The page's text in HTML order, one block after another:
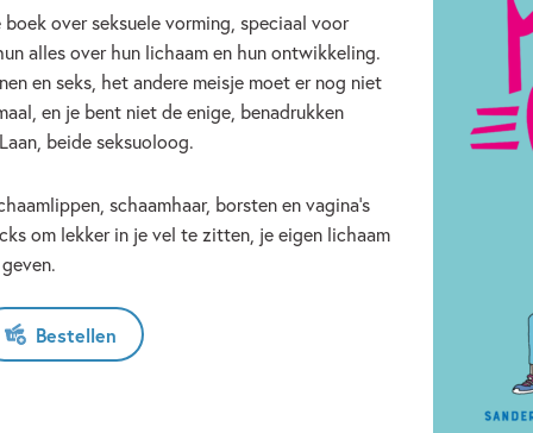
over seksuele vorming, speciaal voor
alles over hun lichaam en hun ontwikkeling.
en seks, het andere meisje moet er nog niet
en je bent niet de enige, benadrukken
beide seksuoloog.
schaamhaar, borsten en vagina’s
om lekker in je vel te zitten, je eigen lichaam
Bestellen